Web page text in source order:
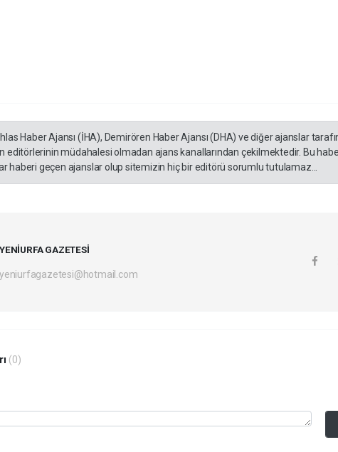
Haber Ajansı (İHA), Demirören Haber Ajansı (DHA) ve diğer ajanslar
editörlerinin müdahalesi olmadan ajans kanallarından çekilmektedir. Bu
haberi geçen ajanslar olup sitemizin hiç bir editörü sorumlu tutulamaz...
YENİURFA GAZETESİ
yeniurfagazetesi@hotmail.com
(0)